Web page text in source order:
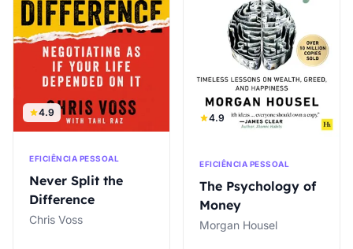
4.9
EFICIÊNCIA PESSOAL
Never Split the
Difference
Chris Voss
4.9
EFICIÊNCIA PESSOAL
The Psychology of
Money
Morgan Housel